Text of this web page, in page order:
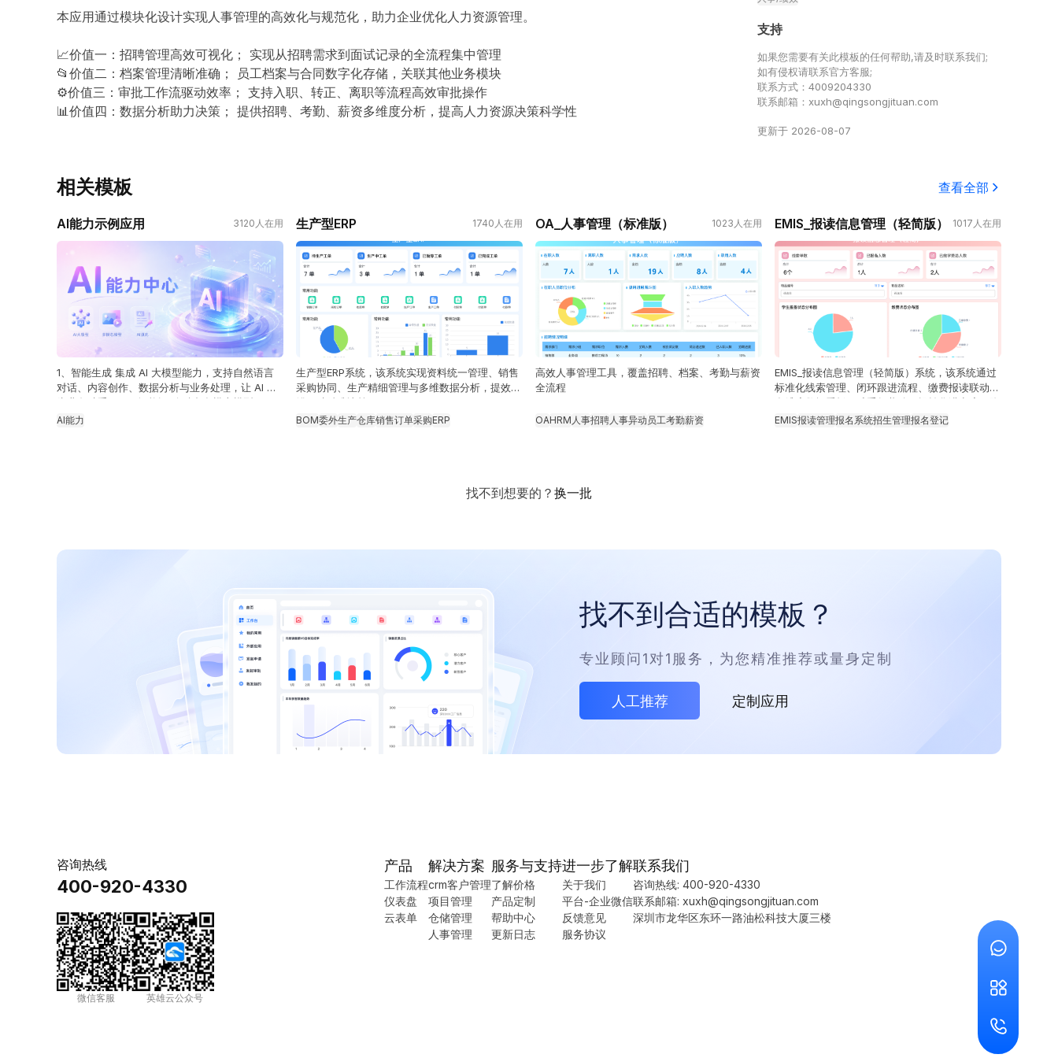
本应用通过模块化设计实现人事管理的高效化与规范化，助力企业优化人力资源管理。
📈价值一：招聘管理高效可视化； 实现从招聘需求到面试记录的全流程集中管理
📂价值二：档案管理清晰准确； 员工档案与合同数字化存储，关联其他业务模块
⚙价值三：审批工作流驱动效率； 支持入职、转正、离职等流程高效审批操作
📊价值四：数据分析助力决策； 提供招聘、考勤、薪资多维度分析，提高人力资源决策科学性
支持
如果您需要有关此模板的任何帮助,请及时联系我们;
如有侵权请联系官方客服;
联系方式：4009204330
联系邮箱：xuxh@qingsongjituan.com
更新于 2026-08-07
相关模板 查看全部
AI能力示例应用 3120 人在用
1、智能生成 集成 AI 大模型能力，支持自然语言
对话、内容创作、数据分析与业务处理，让 AI 成
为业务助手。 2、智能识别 融合多模态模型、AI
填充及推荐字段能力，自动识别图片、文档等业务
AI能力
生产型ERP 1740 人在用
生产型ERP系统，该系统实现资料统一管理、销售
采购协同、生产精细管理与多维数据分析，提效降
错、助精准决策
BOM委外生产仓库销售订单采购ERP
OA_人事管理（标准版） 1023 人在用
高效人事管理工具，覆盖招聘、档案、考勤与薪资
全流程
OAHRM 人事招聘人事异动 员工考勤薪资
EMIS_报读信息管理（轻简版） 1017 人在用
EMIS_报读信息管理（轻简版）系统，该系统通过
标准化线索管理、闭环跟进流程、缴费报读联动及
多维度数据看板，减重复劳动、提转化满意度、降
误差成本，助精准运营
EMIS报读管理报名系统招生管理报名登记
找不到想要的？ 换一批
找不到合适的模板？
专业顾问1对1服务，为您精准推荐或量身定制
人工推荐 定制应用
咨询热线
400-920-4330
微信客服 英雄云公众号
产品
工作流程
仪表盘
云表单
解决方案
crm客户管理
项目管理
仓储管理
人事管理
服务与支持
了解价格
产品定制
帮助中心
更新日志
进一步了解
关于我们
平台-企业微信
反馈意见
服务协议
联系我们
咨询热线: 400-920-4330
联系邮箱: xuxh@qingsongjituan.com
深圳市龙华区东环一路油松科技大厦三楼